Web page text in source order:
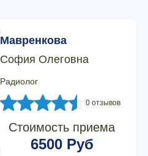
Мавренкова
София Олеговна
Радиолог
0 отзывов
Стоимость приема
6500 Руб